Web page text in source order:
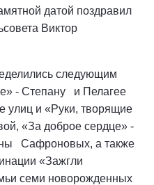
датой поздравил
Виктор
следующим
- Степану и Пелагее
улиц и «Руки, творящие
«За доброе сердце» -
Сафроновых, а также
«Зажгли
семи новорожденных